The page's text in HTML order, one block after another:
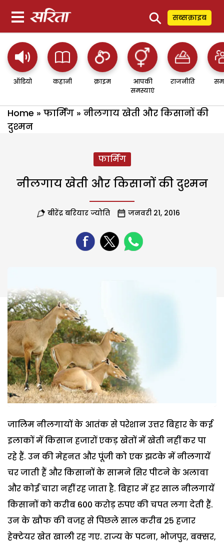
⚲ सब्सक्राइब
ऑडियो कहानी क्राइम
आपकी
समस्याएं
राजनीति
Home » फार्मिंग » नीलगाय खेती और किसानों की
दुश्मन
फार्मिंग
नीलगाय खेती और किसानों की दुश्मन
बीरेंद्र बरियार ज्योति जनवरी 21, 2016
जालिम नीलगायों के आतंक से परेशान उत्तर बिहार के कई
इलाकों में किसान हजारों एकड़ खेतों में खेती नहीं कर पा
रहे हैं. उन की मेहनत और पूंजी को एक झटके में नीलगायें
चर जाती हैं और किसानों के सामने सिर पीटने के अलावा
और कोई चारा नहीं रह जाता है. बिहार में हर साल नीलगायें
किसानों को करीब 600 करोड़ रुपए की चपत लगा देती हैं.
उन के खौफ की वजह से पिछले साल करीब 25 हजार
हेक्टेयर खेत खाली रह गए. राज्य के पटना, भोजपुर, बक्सर,